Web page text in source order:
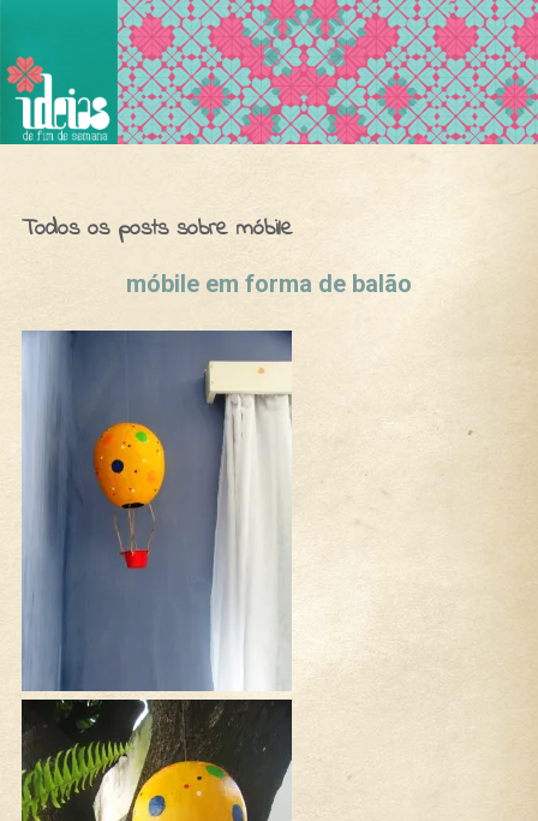
Ideias de Fim de Semana
Todos os posts sobre móbile
móbile em forma de balão